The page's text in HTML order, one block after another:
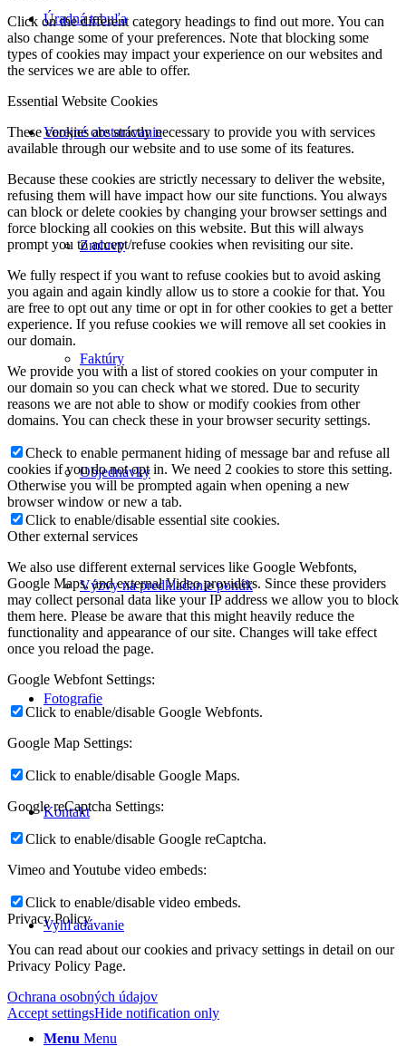
Úradná tabuľa
Verejné obstarávanie
Zmluvy
Faktúry
Objednávky
Výzvy na predkladanie ponúk
Fotografie
Kontakt
Vyhľadávanie
Menu Menu
Click on the different category headings to find out more. You can
also change some of your preferences. Note that blocking some
types of cookies may impact your experience on our websites and
the services we are able to offer.
Essential Website Cookies
These cookies are strictly necessary to provide you with services
available through our website and to use some of its features.
Because these cookies are strictly necessary to deliver the website,
refusing them will have impact how our site functions. You always
can block or delete cookies by changing your browser settings and
force blocking all cookies on this website. But this will always
prompt you to accept/refuse cookies when revisiting our site.
We fully respect if you want to refuse cookies but to avoid asking
you again and again kindly allow us to store a cookie for that. You
are free to opt out any time or opt in for other cookies to get a better
experience. If you refuse cookies we will remove all set cookies in
our domain.
We provide you with a list of stored cookies on your computer in
our domain so you can check what we stored. Due to security
reasons we are not able to show or modify cookies from other
domains. You can check these in your browser security settings.
Check to enable permanent hiding of message bar and refuse all
cookies if you do not opt in. We need 2 cookies to store this setting.
Otherwise you will be prompted again when opening a new
browser window or new a tab.
Click to enable/disable essential site cookies.
Other external services
We also use different external services like Google Webfonts,
Google Maps, and external Video providers. Since these providers
may collect personal data like your IP address we allow you to block
them here. Please be aware that this might heavily reduce the
functionality and appearance of our site. Changes will take effect
once you reload the page.
Google Webfont Settings:
Click to enable/disable Google Webfonts.
Google Map Settings:
Click to enable/disable Google Maps.
Google reCaptcha Settings:
Click to enable/disable Google reCaptcha.
Vimeo and Youtube video embeds:
Click to enable/disable video embeds.
Privacy Policy
You can read about our cookies and privacy settings in detail on our
Privacy Policy Page.
Ochrana osobných údajov
Accept settingsHide notification only